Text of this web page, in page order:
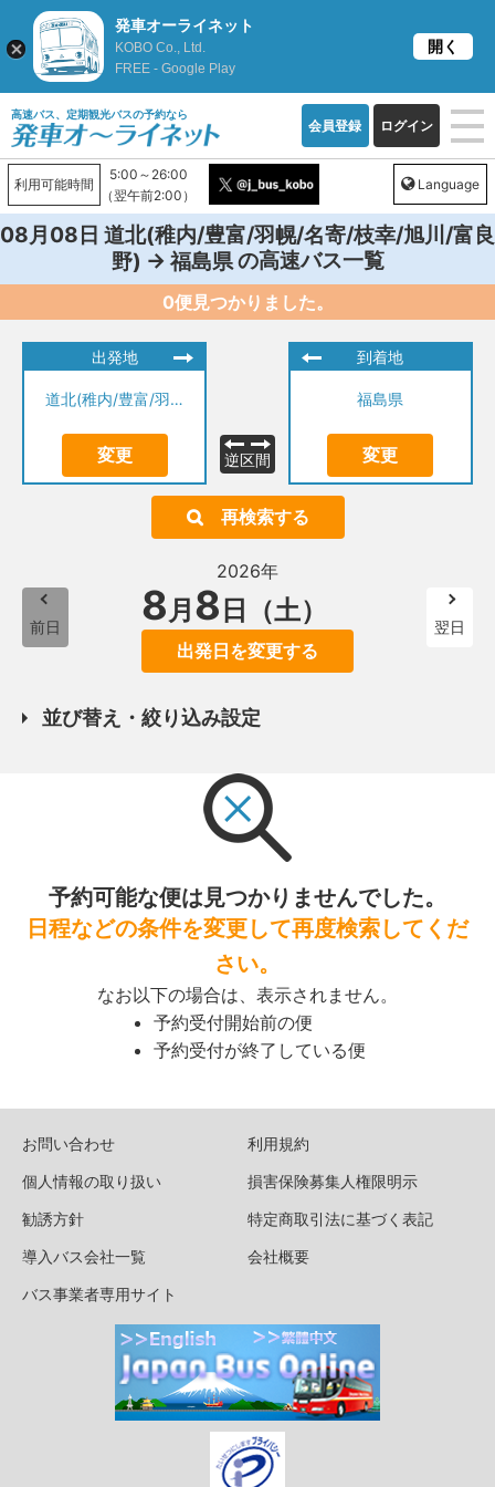
高速バス、定期観光バスの予約なら
会員登録 ログイン
利用可能時間
5:00～26:00
（翌午前2:00）
Language
08月08日 道北(稚内/豊富/羽幌/名寄/枝幸/旭川/富良
野) →福島県の高速バス一覧
0便見つかりました。
出発地
道北(稚内/豊富/羽幌/名寄/枝幸/旭川/富良野)
変更 逆区間
到着地
福島県
変更
再検索する
前日
2026年
8月 8 日（土）
出発日を変更する
翌日
並び替え・絞り込み設定
予約可能な便は見つかりませんでした。
日程などの条件を変更して再度検索してくだ
さい。
なお以下の場合は、表示されません。
予約受付開始前の便
予約受付が終了している便
お問い合わせ
利用規約
個人情報の取り扱い
損害保険募集人権限明示
勧誘方針
特定商取引法に基づく表記
導入バス会社一覧
会社概要
バス事業者専用サイト
発車オーライネット
KOBO Co., Ltd.
FREE - Google Play
開く